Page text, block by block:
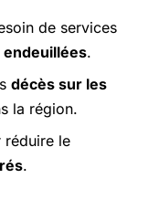
de services
.
décès sur les
la région.
réduire le
.